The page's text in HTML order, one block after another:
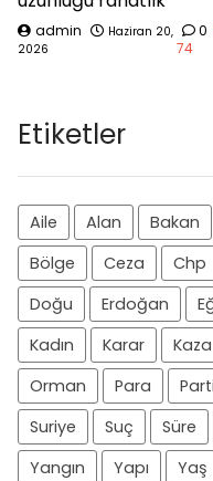
admin
Haziran 20,
2026
0
74
Etiketler
Aile Alan Bakan
Bölge
Ceza Chp
Doğu
Erdoğan
Kadın
Karar Kaza
Orman
Para Parti
Suriye
Suç Süre
Yangın
Yapı Yaş